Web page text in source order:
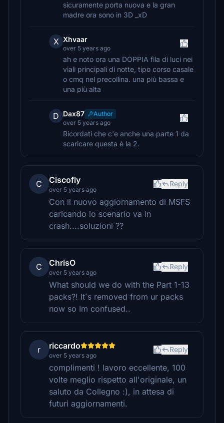
sicuramente porta nuova e la gran
madre ora sono in 3D _xD
X Xhvaar
over 5 years ago
ah e noto ora una DOPPIA fila di luci nei
viali principali di notte, tipo corso casale
o cmq nel precollina. una più bassa e
una più alta
D Dax87
Author
over 5 years ago
Ricordati che c'e anche una parte 1 da
scaricare questa è la 2.
C Ciscofly
over 5 years ago
Reply
Con il nuovo aggiornamento di MSFS
caricando lo scenario va in
crash....soluzioni ??
C ChrisO
over 5 years ago
Reply
What should we do with the Part 1-13
packs?! It´s removed from ur packs
now so Im confused..
r riccardo
over 5 years ago
Reply
complimenti ! lavoro eccellente, 100
volte meglio rispetto all'originale, un
saluto da Collegno :), in attesa di
futuri aggiornamenti.